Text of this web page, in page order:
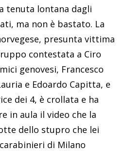
tenuta lontana dagli
ma non è bastato. La
presunta vittima
contestata a Ciro
genovesi, Francesco
e Edoardo Capitta, e
dei 4, è crollata e ha
in aula il video che la
dello stupro che lei
di Milano